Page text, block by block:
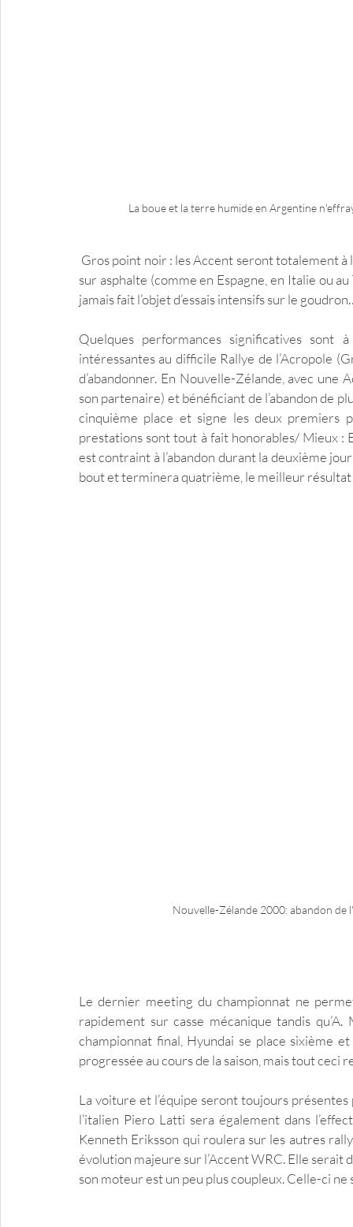
La boue et la terre humide en Argentine
sur asphalte (comme en Espagne, en Italie ou
jamais fait l’objet d’essais intensifs sur le
Quelques performances significatives
intéressantes au difficile Rallye de l’Acropole
d’abandonner. En Nouvelle-Zélande, avec
son partenaire) et bénéficiant de l’abandon de
cinquième place et signe les deux premiers
prestations sont tout à fait honorables/ Mieux :
est contraint à l’abandon durant la deuxième
bout et terminera quatrième, le meilleur résultat
Nouvelle-Zélande 2000: abandon de
Le dernier meeting du championnat ne
rapidement sur casse mécanique tandis
championnat final, Hyundai se place sixième
progressée au cours de la saison, mais tout ceci
La voiture et l’équipe seront toujours
l’italien Piero Latti sera également dans
Kenneth Eriksson qui roulera sur les autres
évolution majeure sur l’Accent WRC. Elle serait
son moteur est un peu plus coupleux. Celle-ci